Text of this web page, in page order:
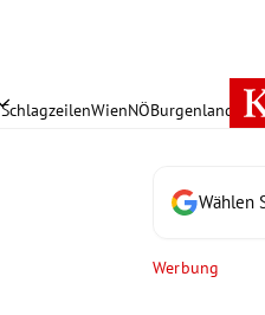
SchlagzeilenWienNÖBurgenland
Wählen
Werbung